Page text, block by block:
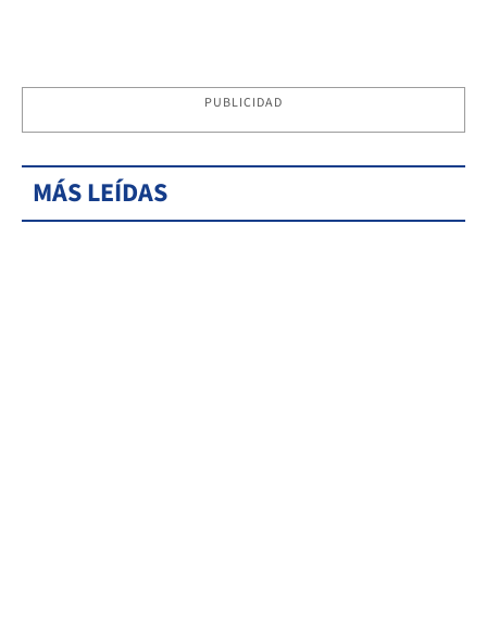
PUBLICIDAD
MÁS LEÍDAS